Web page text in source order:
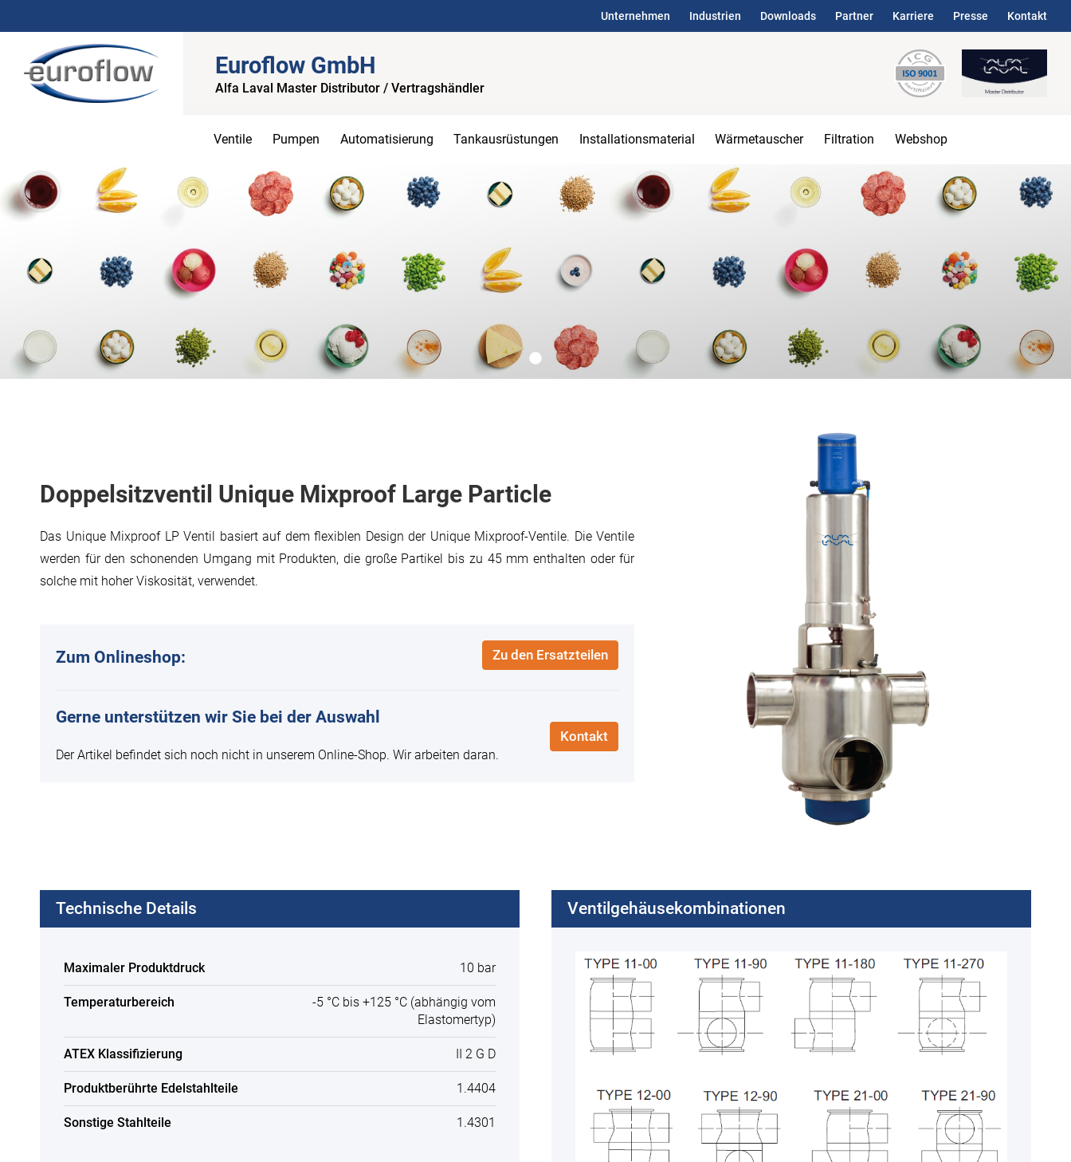
Unternehmen Industrien Downloads Partner Karriere Presse Kontakt
Euroflow GmbH
Alfa Laval Master Distributor / Vertragshändler
Ventile Pumpen Automatisierung Tankausrüstungen Installationsmaterial Wärmetauscher Filtration Webshop
Doppelsitzventil Unique Mixproof Large Particle
Das Unique Mixproof LP Ventil basiert auf dem flexiblen Design der Unique Mixproof-Ventile. Die Ventile
werden für den schonenden Umgang mit Produkten, die große Partikel bis zu 45 mm enthalten oder für
solche mit hoher Viskosität, verwendet.
Zum Onlineshop: Zu den Ersatzteilen
Gerne unterstützen wir Sie bei der Auswahl
Der Artikel befindet sich noch nicht in unserem Online-Shop. Wir arbeiten daran.
Kontakt
Technische Details
Maximaler Produktdruck 10 bar
Temperaturbereich
-5 °C bis +125 °C (abhängig vom
Elastomertyp)
ATEX Klassifizierung II 2 G D
Produktberührte Edelstahlteile 1.4404
Sonstige Stahlteile 1.4301
Ventilgehäusekombinationen